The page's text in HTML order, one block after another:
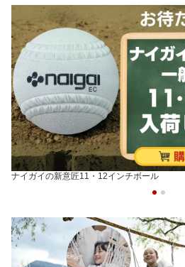
ナイガイの新意匠11・12インチボール